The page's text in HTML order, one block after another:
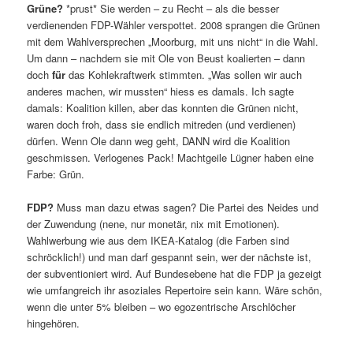
Grüne? *prust* Sie werden – zu Recht – als die besser
verdienenden FDP-Wähler verspottet. 2008 sprangen die Grünen
mit dem Wahlversprechen „Moorburg, mit uns nicht“ in die Wahl.
Um dann – nachdem sie mit Ole von Beust koalierten – dann
dochfür das Kohlekraftwerk stimmten. „Was sollen wir auch
anderes machen, wir mussten“ hiess es damals. Ich sagte
damals: Koalition killen, aber das konnten die Grünen nicht,
waren doch froh, dass sie endlich mitreden (und verdienen)
dürfen. Wenn Ole dann weg geht, DANN wird die Koalition
geschmissen. Verlogenes Pack! Machtgeile Lügner haben eine
Farbe: Grün.
FDP? Muss man dazu etwas sagen? Die Partei des Neides und
der Zuwendung (nene, nur monetär, nix mit Emotionen).
Wahlwerbung wie aus dem IKEA-Katalog (die Farben sind
schröcklich!) und man darf gespannt sein, wer der nächste ist,
der subventioniert wird. Auf Bundesebene hat die FDP ja gezeigt
wie umfangreich ihr asoziales Repertoire sein kann. Wäre schön,
wenn die unter 5% bleiben – wo egozentrische Arschlöcher
hingehören.